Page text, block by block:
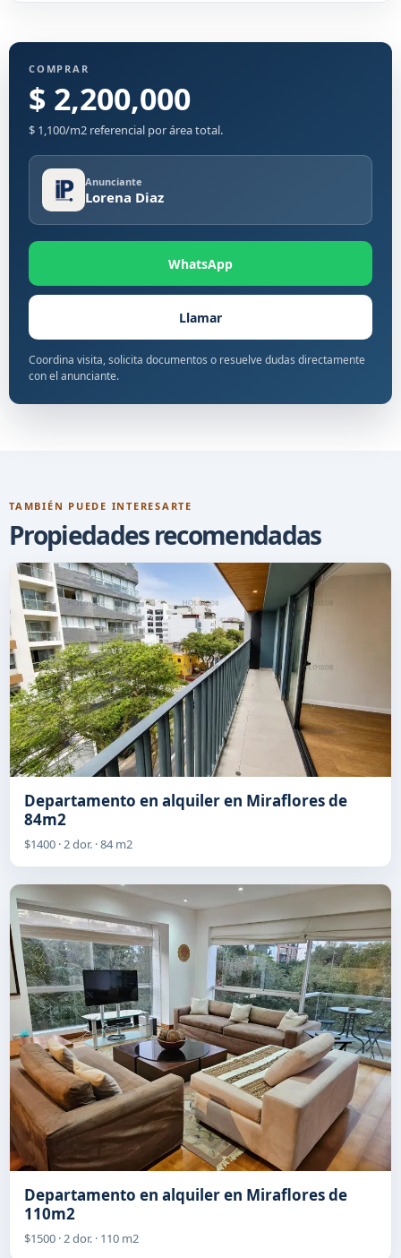
COMPRAR
$ 2,200,000
$ 1,100/m2 referencial por área total.
Anunciante
Lorena Diaz
WhatsApp
Llamar
Coordina visita, solicita documentos o resuelve dudas directamente
con el anunciante.
TAMBIÉN PUEDE INTERESARTE
Propiedades recomendadas
Departamento en alquiler en Miraflores de
84m2
$1400 · 2 dor. · 84 m2
Departamento en alquiler en Miraflores de
110m2
$1500 · 2 dor. · 110 m2